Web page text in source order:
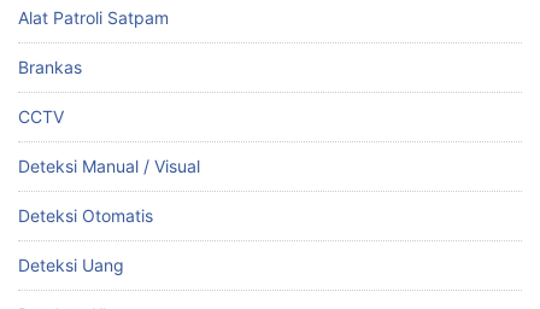
Alat Patroli Satpam
Brankas
CCTV
Deteksi Manual / Visual
Deteksi Otomatis
Deteksi Uang